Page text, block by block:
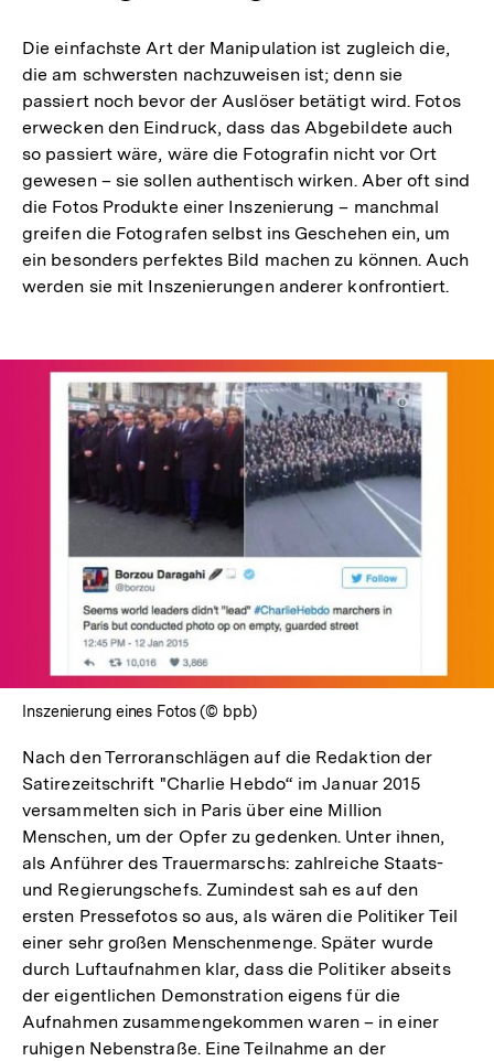
Die einfachste Art der Manipulation ist zugleich die,
die am schwersten nachzuweisen ist; denn sie
passiert noch bevor der Auslöser betätigt wird. Fotos
erwecken den Eindruck, dass das Abgebildete auch
so passiert wäre, wäre die Fotografin nicht vor Ort
gewesen – sie sollen authentisch wirken. Aber oft sind
die Fotos Produkte einer Inszenierung – manchmal
greifen die Fotografen selbst ins Geschehen ein, um
ein besonders perfektes Bild machen zu können. Auch
werden sie mit Inszenierungen anderer konfrontiert.
Lightbox
öffnen
Inszenierung eines Fotos (© bpb)
Nach den Terroranschlägen auf die Redaktion der
Satirezeitschrift "Charlie Hebdo“ im Januar 2015
versammelten sich in Paris über eine Million
Menschen, um der Opfer zu gedenken. Unter ihnen,
als Anführer des Trauermarschs: zahlreiche Staats-
und Regierungschefs. Zumindest sah es auf den
ersten Pressefotos so aus, als wären die Politiker Teil
einer sehr großen Menschenmenge. Später wurde
durch Luftaufnahmen klar, dass die Politiker abseits
der eigentlichen Demonstration eigens für die
Aufnahmen zusammengekommen waren – in einer
ruhigen Nebenstraße. Eine Teilnahme an der